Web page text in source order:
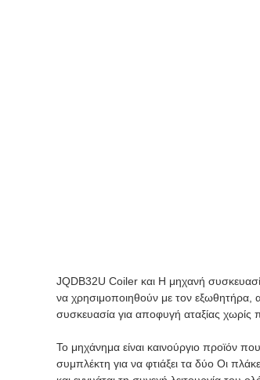
JQDB32U Coiler και Η μηχανή
να χρησιμοποιηθούν με τον εξωθητήρα,
συσκευασία για αποφυγή αταξίας χωρίς
Το μηχάνημα είναι καινούργιο προϊόν
συμπλέκτη για να φτιάξει τα δύο Οι